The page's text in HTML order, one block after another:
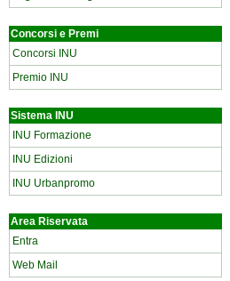
Concorsi e Premi
Concorsi INU
Premio INU
Sistema INU
INU Formazione
INU Edizioni
INU Urbanpromo
Area Riservata
Entra
Web Mail